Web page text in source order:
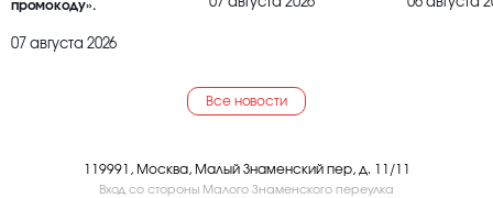
промокоду».
07 августа 2026
Все новости
119991, Москва, Малый Знаменский пер, д. 11/11
Вход со стороны Малого Знаменского переулка